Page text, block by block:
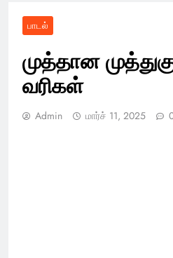
பாடல்
முத்தான
வரிகள்
Admin மார்ச் 11, 2025